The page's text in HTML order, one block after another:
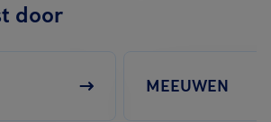
door
MEEUWEN